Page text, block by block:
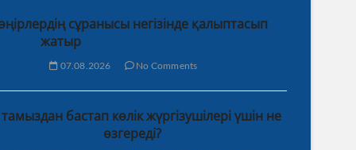
сұранысы негізінде қалыптасып
жатыр
07.08.2026 No Comments
бастап көлік жүргізушілері үшін не
өзгереді?